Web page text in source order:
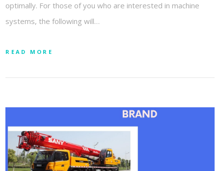
optimally. For those of you who are interested in machine
systems, the following will…
READ MORE